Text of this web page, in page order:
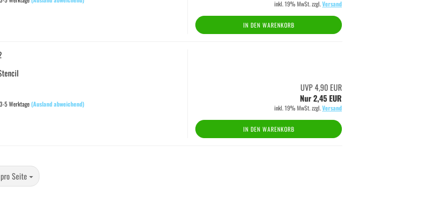
inkl. 19% MwSt. zzgl.Versand
IN DEN WARENKORB
5 Werktage(Ausland abweichend)
UVP 4,90 EUR
Nur 2,45 EUR
inkl. 19% MwSt. zzgl.Versand
IN DEN WARENKORB
Seite
Seite